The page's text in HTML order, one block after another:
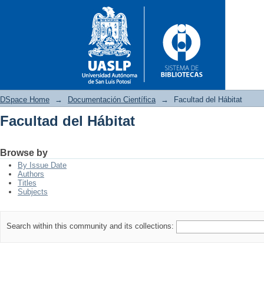
DSpace Home → Documentación Científica → Facultad del Hábitat
Facultad del Hábitat
Browse by
By Issue Date
Authors
Titles
Subjects
Search within this community and its collections: